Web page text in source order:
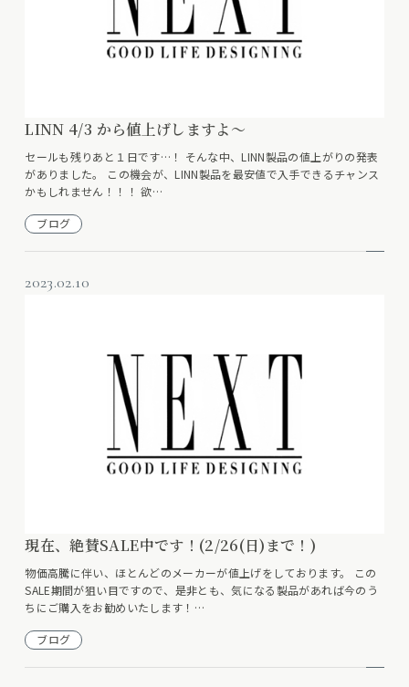
LINN 4/3 から値上げしますよ～
セールも残りあと１日です…！ そんな中、LINN製品の値上がりの発表
がありました。 この機会が、LINN製品を最安値で入手できるチャンス
かもしれません！！！ 欲…
ブログ
2023.02.10
現在、絶賛SALE中です！(2/26(日)まで！)
物価高騰に伴い、ほとんどのメーカーが値上げをしております。 この
SALE期間が狙い目ですので、是非とも、気になる製品があれば今のう
ちにご購入をお勧めいたします！…
ブログ